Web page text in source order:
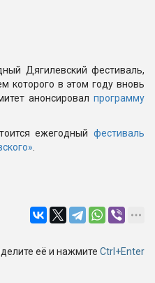
Дягилевский фестиваль,
которого в этом году вновь
анонсировал программу
ежегодный фестиваль
её и нажмите Ctrl+Enter